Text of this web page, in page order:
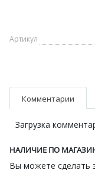
Артикул
Комментарии
Загрузка
НАЛИЧИЕ ПО
Вы можете сделать